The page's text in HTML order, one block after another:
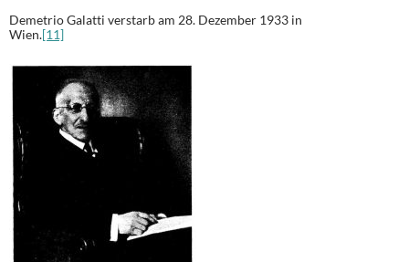
Demetrio Galatti verstarb am 28. Dezember 1933 in
Wien.[11]